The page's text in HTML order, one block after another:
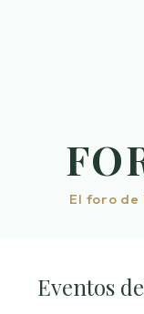
El foro
Eventos